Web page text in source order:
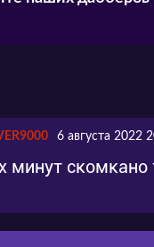
6 августа 2022
минут скомкано